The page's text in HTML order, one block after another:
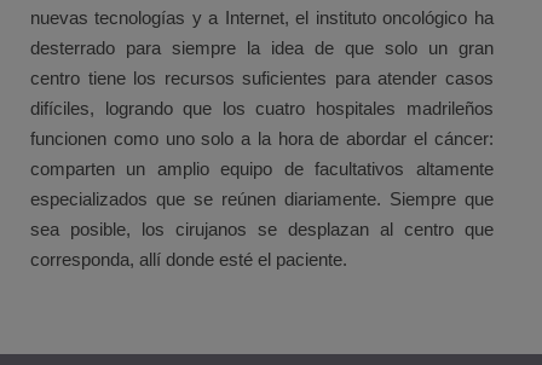
nuevas tecnologías y a Internet, el instituto oncológico ha
desterrado para siempre la idea de que solo un gran
centro tiene los recursos suficientes para atender casos
difíciles, logrando que los cuatro hospitales madrileños
funcionen como uno solo a la hora de abordar el cáncer:
comparten un amplio equipo de facultativos altamente
especializados que se reúnen diariamente. Siempre que
sea posible, los cirujanos se desplazan al centro que
corresponda, allí donde esté el paciente.